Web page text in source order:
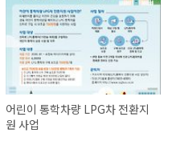
어린이 통학차량 LPG차 전환지
원 사업